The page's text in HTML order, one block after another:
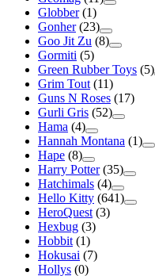
Globber (1)
Gonher (23)
Goo Jit Zu (8)
Gormiti (5)
Green Rubber Toys (5)
Grim Tout (11)
Guns N Roses (17)
Gurli Gris (52)
Hama (4)
Hannah Montana (1)
Hape (8)
Harry Potter (35)
Hatchimals (4)
Hello Kitty (641)
HeroQuest (3)
Hexbug (3)
Hobbit (1)
Hokusai (7)
Hollys (0)